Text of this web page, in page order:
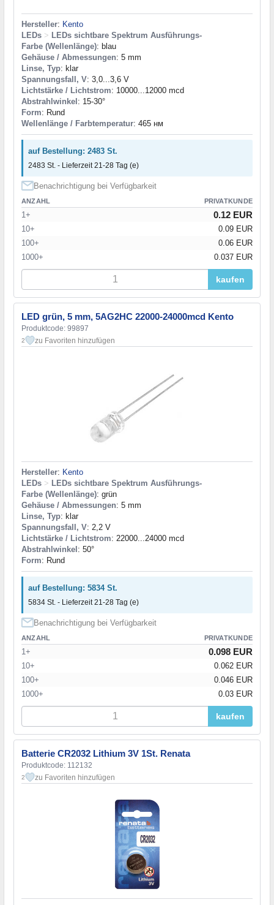
Hersteller: Kento
LEDs > LEDs sichtbare Spektrum Ausführungs-
Farbe (Wellenlänge): blau
Gehäuse / Abmessungen: 5 mm
Linse, Typ: klar
Spannungsfall, V: 3,0...3,6 V
Lichtstärke / Lichtstrom: 10000...12000 mcd
Abstrahlwinkel : 15-30°
Form: Rund
Wellenlänge / Farbtemperatur: 465 нм
auf Bestellung: 2483 St.
2483 St. - Lieferzeit 21-28 Tag (e)
Benachrichtigung bei Verfügbarkeit
ANZAHL PRIVATKUNDE
1+ 0.12 EUR
10+
0.09 EUR
100+
0.06 EUR
1000+
0.037 EUR
kaufen
LED grün, 5 mm, 5AG2HC 22000-24000mcd Kento
Produktcode: 99897
2 zu Favoriten hinzufügen
Hersteller: Kento
LEDs > LEDs sichtbare Spektrum Ausführungs-
Farbe (Wellenlänge): grün
Gehäuse / Abmessungen: 5 mm
Linse, Typ: klar
Spannungsfall, V: 2,2 V
Lichtstärke / Lichtstrom: 22000...24000 mcd
Abstrahlwinkel : 50°
Form: Rund
auf Bestellung: 5834 St.
5834 St. - Lieferzeit 21-28 Tag (e)
Benachrichtigung bei Verfügbarkeit
ANZAHL PRIVATKUNDE
1+ 0.098 EUR
10+
0.062 EUR
100+
0.046 EUR
1000+
0.03 EUR
kaufen
Batterie CR2032 Lithium 3V 1St. Renata
Produktcode: 112132
2 zu Favoriten hinzufügen